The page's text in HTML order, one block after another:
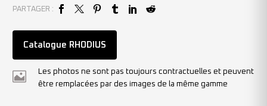
PARTAGER :
Catalogue RHODIUS
Les photos ne sont pas toujours contractuelles et peuvent
être remplacées par des images de la même gamme